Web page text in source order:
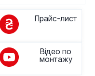
Прайс-лист
Відео по
монтажу